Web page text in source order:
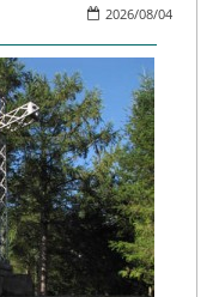
2026/08/04